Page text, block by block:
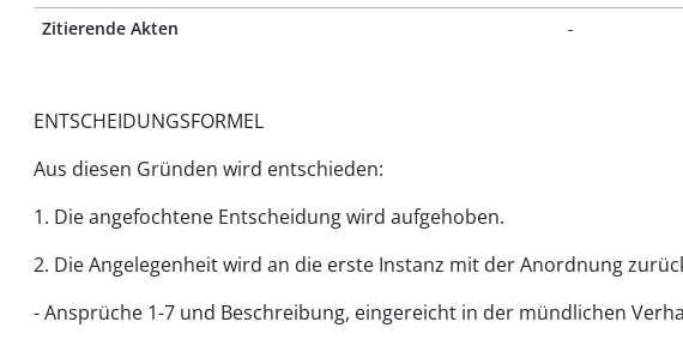
Zitierende Akten -
ENTSCHEIDUNGSFORMEL
Aus diesen Gründen wird entschieden:
1. Die angefochtene Entscheidung wird aufgehoben.
2. Die Angelegenheit wird an die erste Instanz mit der Anordnung
- Ansprüche 1-7 und Beschreibung, eingereicht in der mündlichen